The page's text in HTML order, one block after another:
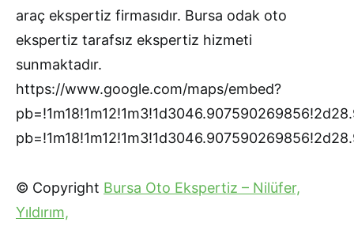
araç ekspertiz firmasıdır. Bursa odak oto
ekspertiz tarafsız ekspertiz hizmeti
sunmaktadır.
https://www.google.com/maps/embed?
© Copyright Bursa Oto Ekspertiz – Nilüfer,
Yıldırım,